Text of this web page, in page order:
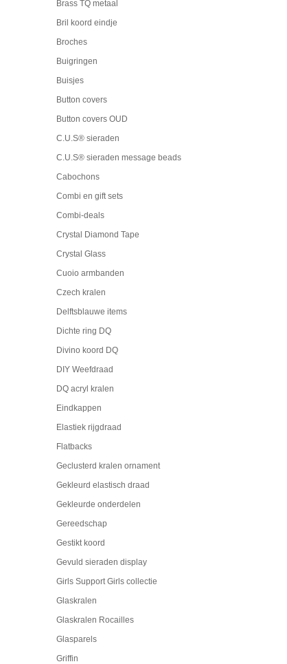
Brass TQ metaal
Bril koord eindje
Broches
Buigringen
Buisjes
Button covers
Button covers OUD
C.U.S® sieraden
C.U.S® sieraden message beads
Cabochons
Combi en gift sets
Combi-deals
Crystal Diamond Tape
Crystal Glass
Cuoio armbanden
Czech kralen
Delftsblauwe items
Dichte ring DQ
Divino koord DQ
DIY Weefdraad
DQ acryl kralen
Eindkappen
Elastiek rijgdraad
Flatbacks
Geclusterd kralen ornament
Gekleurd elastisch draad
Gekleurde onderdelen
Gereedschap
Gestikt koord
Gevuld sieraden display
Girls Support Girls collectie
Glaskralen
Glaskralen Rocailles
Glasparels
Griffin